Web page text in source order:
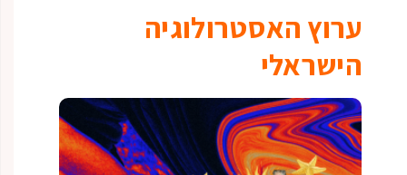
ערוץ האסטרולוגיה
הישראלי